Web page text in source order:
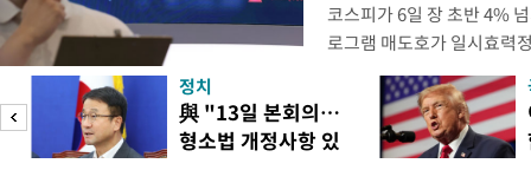
코스피가 6일 장 초반 4%
로그램 매도호가 일시효력
한국거래소는 이날 오전
했다고 밝혔다. 발동 당시
대비 5.12% 급락한 987.24
스피200을 기초자산으로
정치
與 "13일 본회의…
형소법 개정사항 있